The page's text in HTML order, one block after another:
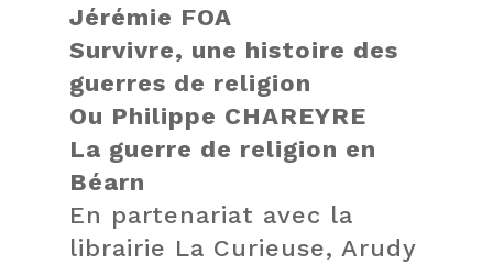
Jérémie FOA
Survivre, une histoire des
guerres de religion
Ou Philippe CHAREYRE
La guerre de religion en
Béarn
En partenariat avec la
librairie La Curieuse, Arudy